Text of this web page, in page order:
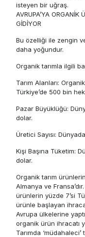
isteyen bir uğraş.
AVRUPA’YA ORGANİK
GİDİYOR
Bu özelliği ile zengin
daha yoğundur.
Organik tarımla ilgili
Tarım Alanları:
Türkiye’de 500 bin
Pazar Büyüklüğü:
dolar.
Üretici Sayısı:
Kişi Başına Tüketim:
dolar.
Organik tarım
Almanya ve
ürünlerin yüzde 7’si
ürünle başlayan
Avrupa ülkelerine
organik ürün ihracatı
Tarımda